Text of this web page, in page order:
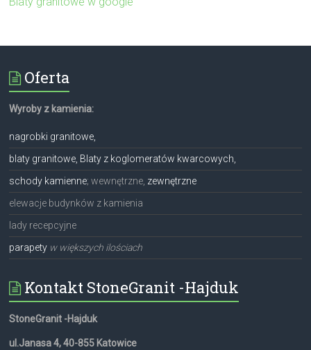
Oferta
Wyroby z kamienia:
nagrobki granitowe,
blaty granitowe, Blaty z koglomeratów kwarcowych,
schody kamienne; wewnętrzne, zewnętrzne
elewacje budynków z kamienia
lady recepcyjne
parapety w większych ilościach
Kontakt StoneGranit -Hajduk
StoneGranit -Hajduk
ul.Janasa 4, 40-855 Katowice